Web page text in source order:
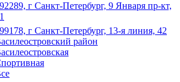
г Санкт-Петербург, 9 Января пр-кт,
г Санкт-Петербург, 13-я линия, 42
район